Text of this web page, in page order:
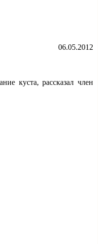
06.05.2012
куста, рассказал член